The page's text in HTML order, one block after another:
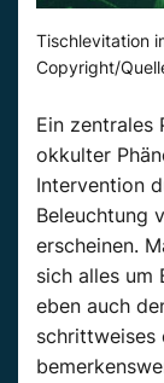
Tischlevitation
Copyright/
Ein zentrales
okkulter
Intervention
Beleuchtung
erscheinen.
sich alles um
eben auch
schrittweises